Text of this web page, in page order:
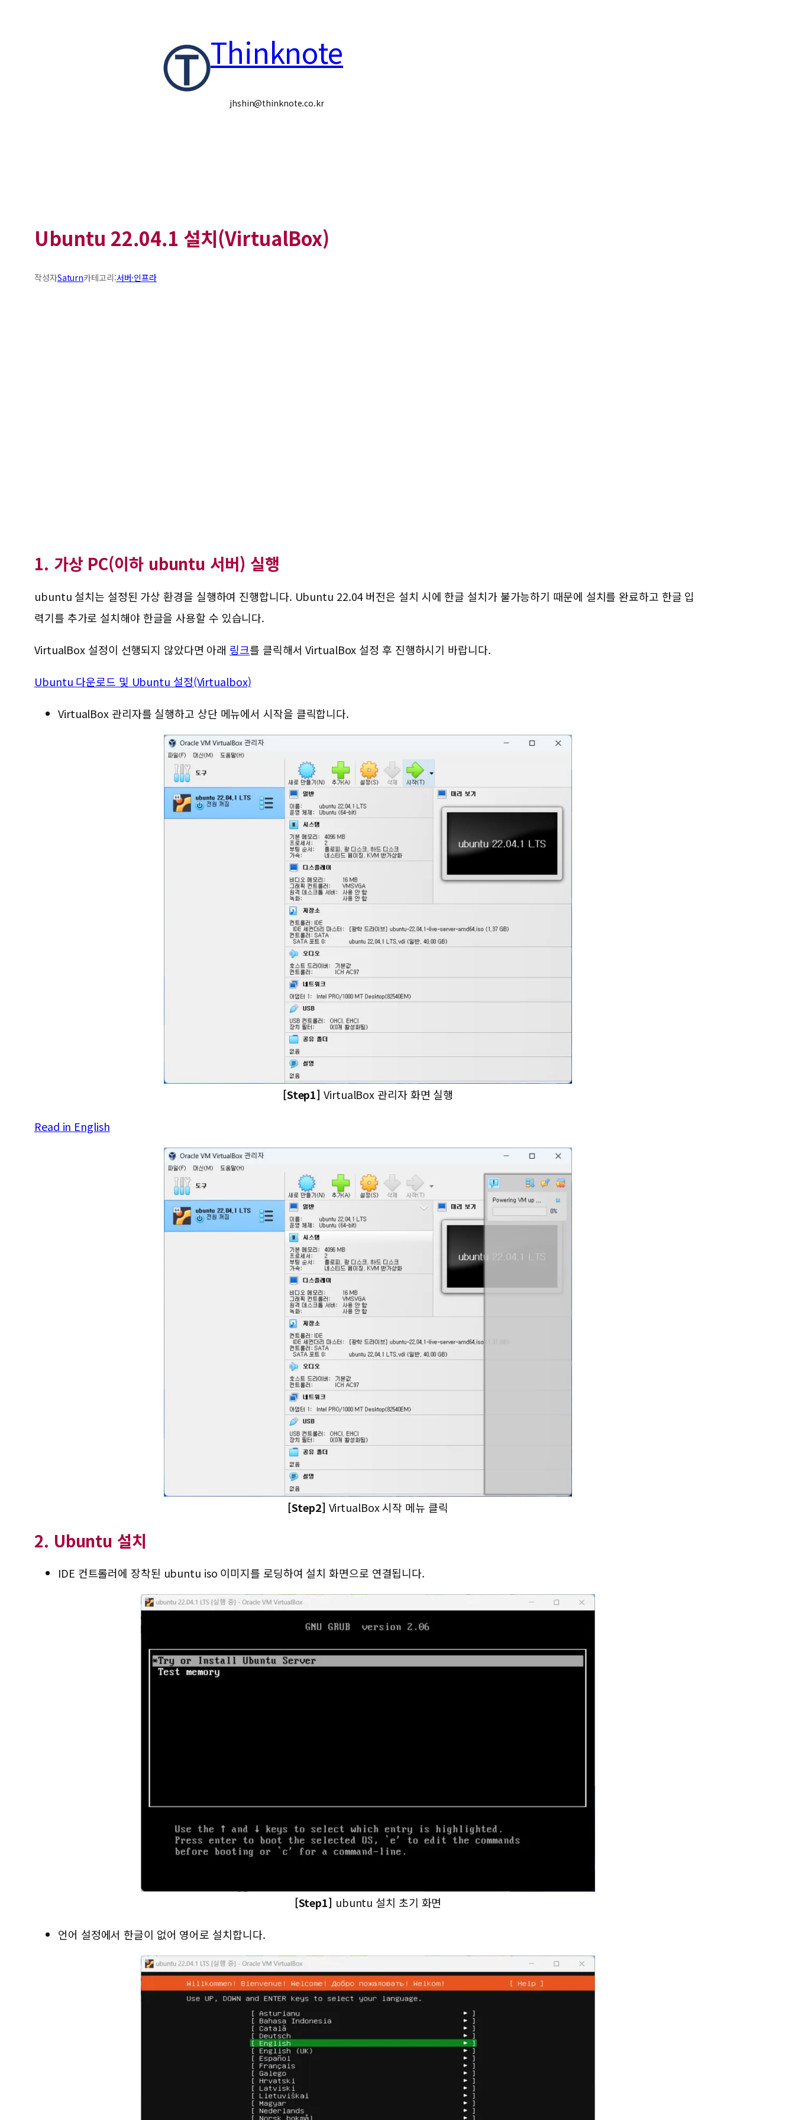
Thinknote
jhshin@thinknote.co.kr
Ubuntu 22.04.1 설치(VirtualBox)
작성자Saturn카테고리:서버·인프라
1. 가상 PC(이하 ubuntu 서버) 실행
ubuntu 설치는 설정된 가상 환경을 실행하여 진행합니다. Ubuntu 22.04 버전은 설치 시에 한글 설치가 불가능하기 때문에 설치를 완료하고 한글 입
력기를 추가로 설치해야 한글을 사용할 수 있습니다.
VirtualBox 설정이 선행되지 않았다면 아래 링크를 클릭해서 VirtualBox 설정 후 진행하시기 바랍니다.
Ubuntu 다운로드 및 Ubuntu 설정(Virtualbox)
VirtualBox 관리자를 실행하고 상단 메뉴에서 시작을 클릭합니다.
[Step1] VirtualBox 관리자 화면 실행
Read in English
[Step2] VirtualBox 시작 메뉴 클릭
2. Ubuntu 설치
IDE 컨트롤러에 장착된 ubuntu iso 이미지를 로딩하여 설치 화면으로 연결됩니다.
[Step1] ubuntu 설치 초기 화면
언어 설정에서 한글이 없어 영어로 설치합니다.